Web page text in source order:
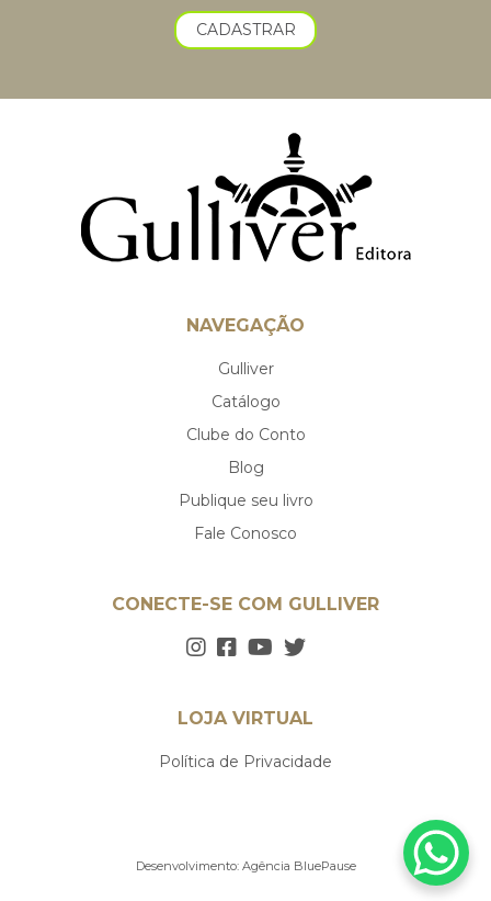
CADASTRAR
NAVEGAÇÃO
Gulliver
Catálogo
Clube do Conto
Blog
Publique seu livro
Fale Conosco
CONECTE-SE COM GULLIVER
LOJA VIRTUAL
Política de Privacidade
Desenvolvimento: Agência BluePause